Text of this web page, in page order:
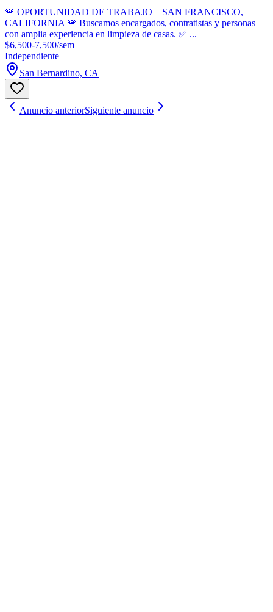
🚨 OPORTUNIDAD DE TRABAJO – SAN FRANCISCO,
CALIFORNIA 🚨 Buscamos encargados, contratistas y personas
con amplia experiencia en limpieza de casas. ✅ ...
$6,500-7,500/sem
Independiente
San Bernardino, CA
Anuncio anteriorSiguiente anuncio